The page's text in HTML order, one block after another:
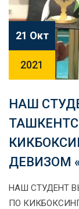
21 Окт
2021
НАШ
ДЕВИЗОМ
НАШ СТУДЕНТ
ПО